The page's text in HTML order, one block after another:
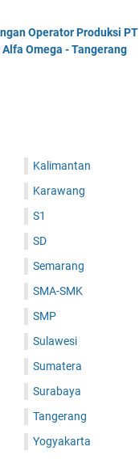
Operator Produksi PT
Omega - Tangerang
Kalimantan
Karawang
S1
SD
Semarang
SMA-SMK
SMP
Sulawesi
Sumatera
Surabaya
Tangerang
Yogyakarta